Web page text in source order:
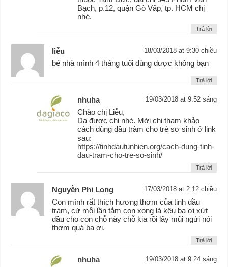
Bạch, p.12, quận Gò Vấp, tp. HCM chị
nhé.
Trả lời
liễu 18/03/2018 at 9:30 chiều
bé nhà mình 4 tháng tuổi dùng được không bạn
Trả lời
nhuha 19/03/2018 at 9:52 sáng
Chào chị Liễu,
Dạ được chị nhé. Mời chị tham khảo
cách dùng dầu tràm cho trẻ sơ sinh ở link
sau:
https://tinhdautunhien.org/cach-dung-tinh-
dau-tram-cho-tre-so-sinh/
Trả lời
Nguyễn Phi Long 17/03/2018 at 2:12 chiều
Con mình rất thích hương thơm của tinh dầu
tràm, cứ mỗi lần tắm con xong là kêu ba ơi xứt
dầu cho con chỗ này chỗ kia rồi lấy mũi ngửi nói
thơm quá ba ơi.
Trả lời
nhuha 19/03/2018 at 9:24 sáng